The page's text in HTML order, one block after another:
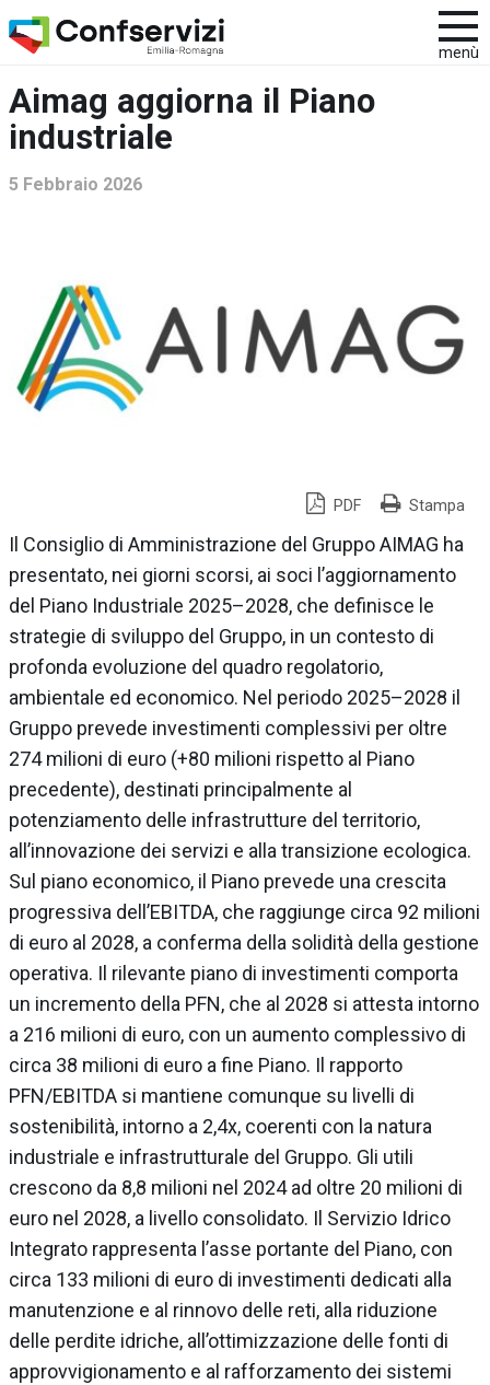
menù
Aimag aggiorna il Piano
industriale
5 Febbraio 2026
PDF Stampa
Il Consiglio di Amministrazione del Gruppo AIMAG ha
presentato, nei giorni scorsi, ai soci l’aggiornamento
del Piano Industriale 2025–2028, che definisce le
strategie di sviluppo del Gruppo, in un contesto di
profonda evoluzione del quadro regolatorio,
ambientale ed economico. Nel periodo 2025–2028 il
Gruppo prevede investimenti complessivi per oltre
274 milioni di euro (+80 milioni rispetto al Piano
precedente), destinati principalmente al
potenziamento delle infrastrutture del territorio,
all’innovazione dei servizi e alla transizione ecologica.
Sul piano economico, il Piano prevede una crescita
progressiva dell’EBITDA, che raggiunge circa 92 milioni
di euro al 2028, a conferma della solidità della gestione
operativa. Il rilevante piano di investimenti comporta
un incremento della PFN, che al 2028 si attesta intorno
a 216 milioni di euro, con un aumento complessivo di
circa 38 milioni di euro a fine Piano. Il rapporto
PFN/EBITDA si mantiene comunque su livelli di
sostenibilità, intorno a 2,4x, coerenti con la natura
industriale e infrastrutturale del Gruppo. Gli utili
crescono da 8,8 milioni nel 2024 ad oltre 20 milioni di
euro nel 2028, a livello consolidato. Il Servizio Idrico
Integrato rappresenta l’asse portante del Piano, con
circa 133 milioni di euro di investimenti dedicati alla
manutenzione e al rinnovo delle reti, alla riduzione
delle perdite idriche, all’ottimizzazione delle fonti di
approvvigionamento e al rafforzamento dei sistemi